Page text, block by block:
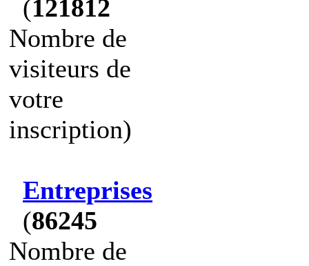
(121812
Nombre de
visiteurs de
votre
inscription)
Entreprises
(86245
Nombre de